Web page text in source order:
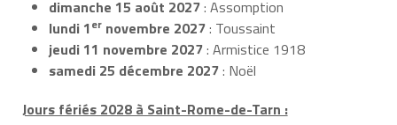
dimanche 15 août 2027: Assomption
lundi 1er novembre 2027: Toussaint
jeudi 11 novembre 2027: Armistice 1918
samedi 25 décembre 2027: Noël
Jours fériés 2028 à Saint-Rome-de-Tarn :